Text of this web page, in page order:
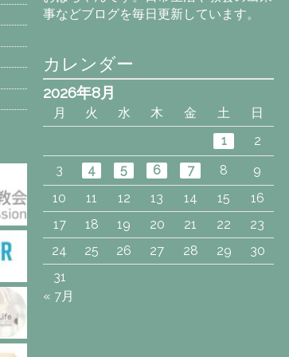
事などブログを毎日更新しています。
カレンダー
2026年8月
月 火 水 木 金 土
日
1
2
3
4 5 6 7 8
9
10
11 12 13 14 15
16
17
18 19 20 21 22
23
24
25 26 27 28 29
30
31
« 7月